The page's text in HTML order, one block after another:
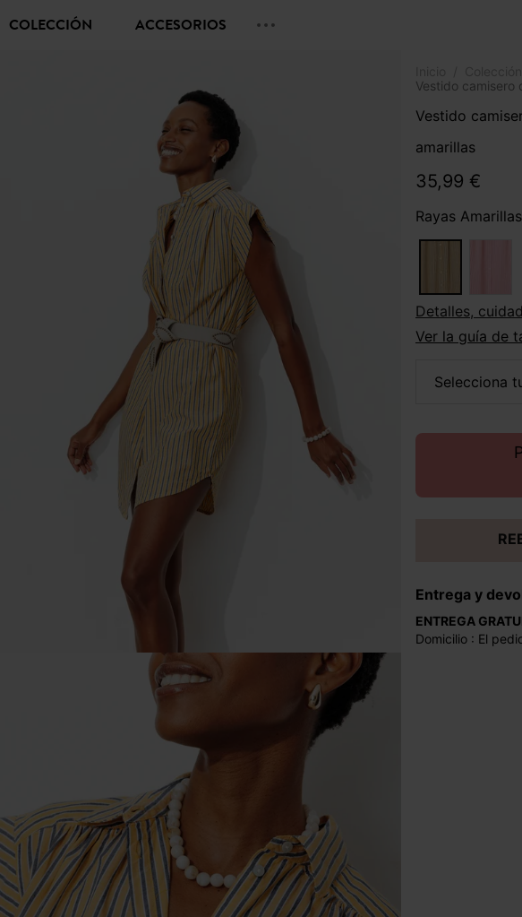
COLECCIÓN ACCESORIOS
Vestido camisero
Vestido
amarillas
35,99 €
Rayas Amarillas
Detalles,
Ver la guía de
selecciona
Entrega y
ENTREGA
Domicilio : El